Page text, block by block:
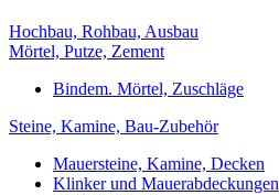
Hochbau, Rohbau, Ausbau
Mörtel, Putze, Zement
Bindem. Mörtel, Zuschläge
Steine, Kamine, Bau-Zubehör
Mauersteine, Kamine, Decken
Klinker und Mauerabdeckungen